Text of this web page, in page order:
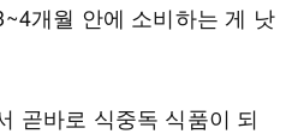
개월 안에 소비하는 게 낫
곧바로 식중독 식품이 되